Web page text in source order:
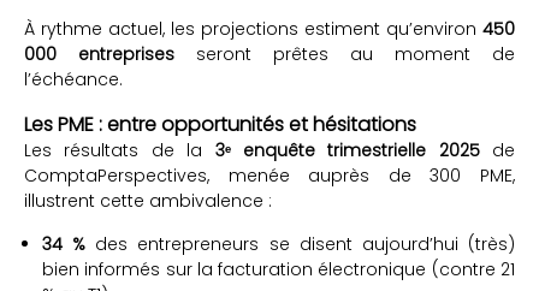
À rythme actuel, les projections estiment qu’environ 450
000 entreprises seront prêtes au moment de
l’échéance.
Les PME : entre opportunités et hésitations
Les résultats de la 3ᵉ enquête trimestrielle 2025de
ComptaPerspectives, menée auprès de 300 PME,
illustrent cette ambivalence :
34 % des entrepreneurs se disent aujourd’hui (très)
bien informés sur la facturation électronique (contre 21